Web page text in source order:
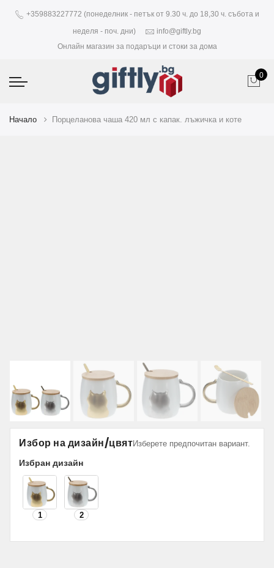
+359883227772 (понеделник - петък от 9.30 ч. до 18,30 ч. събота и
неделя - поч. дни)
info@giftly.bg
Онлайн магазин за подаръци и стоки за дома
0
Начало Порцеланова чаша 420 мл с капак. лъжичка и коте
Избор на дизайн/цвятИзберете предпочитан вариант.
Избран дизайн
1 2